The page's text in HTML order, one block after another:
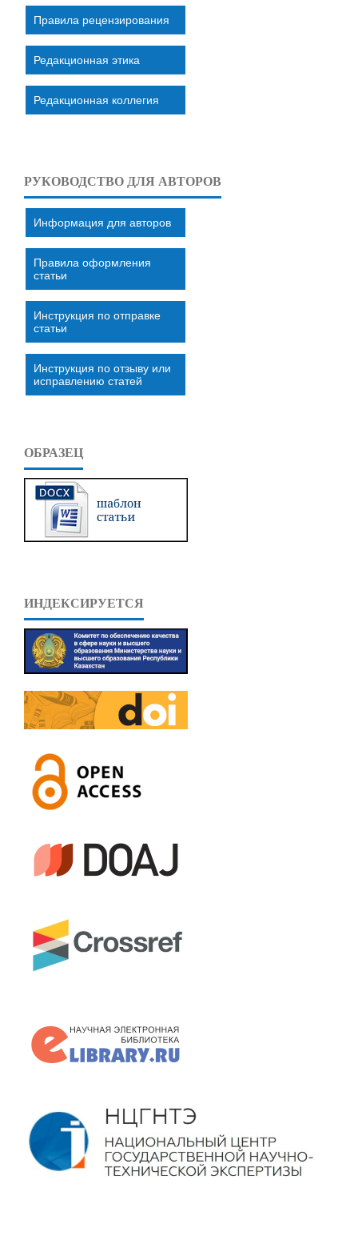
Правила рецензирования
Редакционная этика
Редакционная коллегия
РУКОВОДСТВО ДЛЯ АВТОРОВ
Информация для авторов
Правила оформления
статьи
Инструкция по отправке
статьи
Инструкция по отзыву или
исправлению статей
ОБРАЗЕЦ
ИНДЕКСИРУЕТСЯ